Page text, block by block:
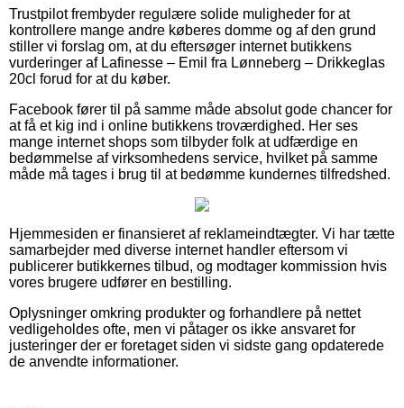
Trustpilot frembyder regulære solide muligheder for at
kontrollere mange andre køberes domme og af den grund
stiller vi forslag om, at du eftersøger internet butikkens
vurderinger af Lafinesse – Emil fra Lønneberg – Drikkeglas
20cl forud for at du køber.
Facebook fører til på samme måde absolut gode chancer for
at få et kig ind i online butikkens troværdighed. Her ses
mange internet shops som tilbyder folk at udfærdige en
bedømmelse af virksomhedens service, hvilket på samme
måde må tages i brug til at bedømme kundernes tilfredshed.
Hjemmesiden er finansieret af reklameindtægter. Vi har tætte
samarbejder med diverse internet handler eftersom vi
publicerer butikkernes tilbud, og modtager kommission hvis
vores brugere udfører en bestilling.
Oplysninger omkring produkter og forhandlere på nettet
vedligeholdes ofte, men vi påtager os ikke ansvaret for
justeringer der er foretaget siden vi sidste gang opdaterede
de anvendte informationer.